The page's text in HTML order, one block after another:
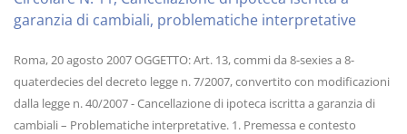
garanzia di cambiali, problematiche interpretative
Roma, 20 agosto 2007 OGGETTO: Art. 13, commi da 8-sexies a 8-
quaterdecies del decreto legge n. 7/2007, convertito con modificazioni
dalla legge n. 40/2007 - Cancellazione di ipoteca iscritta a garanzia di
cambiali – Problematiche interpretative. 1. Premessa e contesto